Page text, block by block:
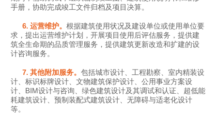
手册，协助完成竣工文件归档及项目决算。
6. 运营维护。根据建筑使用状况及建设单位或使用单位要
求，提出运营维护计划，开展项目使用后评估服务，提供建
筑全生命期的品质管理服务，提供建筑更新改造和扩建的设
计咨询服务。
7. 其他附加服务。包括城市设计、工程勘察、室内精装设
计、标识标牌设计、文物建筑保护设计、公用事业方案设
计、BIM设计与咨询、绿色建筑设计及其调试和认证、超低能
耗建筑设计、预制装配式建筑设计、无障碍与适老化设计
等。